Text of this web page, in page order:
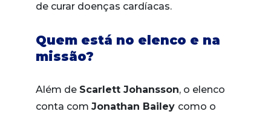
de curar doenças cardíacas.
Quem está no elenco e na
missão?
Além de Scarlett Johansson, o elenco
conta com Jonathan Bailey como o